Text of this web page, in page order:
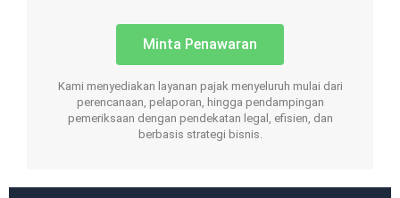
Minta Penawaran
Kami menyediakan layanan pajak menyeluruh mulai dari
perencanaan, pelaporan, hingga pendampingan
pemeriksaan dengan pendekatan legal, efisien, dan
berbasis strategi bisnis.